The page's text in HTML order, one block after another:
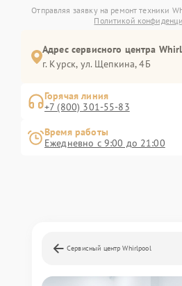
Отправляя заявку на ремонт техники
Политикой
Адрес сервисного центра
г. Курск, ул. Щепкина, 4Б
Горячая линия
+7 (800) 301-55-83
Время работы
Ежедневно с 9:00 до 21:00
Сервисный центр Whirlpool